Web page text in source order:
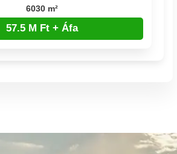
6030 m²
57.5 M Ft + Áfa